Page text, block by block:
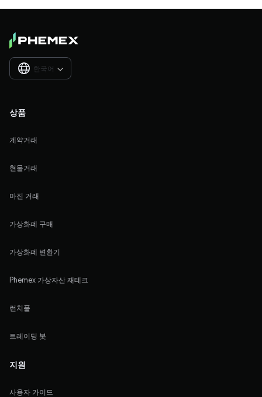
한국어 
상품
계약거래
현물거래
마진 거래
가상화폐 구매
가상화폐 변환기
Phemex 가상자산 재테크
런치풀
트레이딩 봇
지원
사용자 가이드